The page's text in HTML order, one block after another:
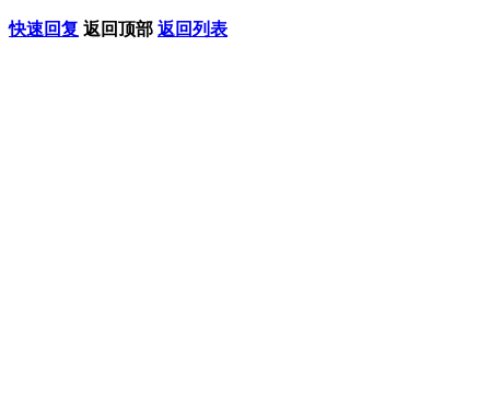
快速回复 返回顶部 返回列表